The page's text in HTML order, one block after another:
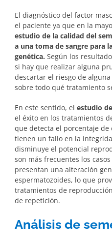
El diagnóstico del factor
el paciente ya que en la
estudio de la calidad del
a una toma de sangre para
genética. Según los
si hay que realizar alguna
descartar el riesgo de
sobre todo qué tratamiento
En este sentido, el estudio
el éxito en los tratamientos
que detecta el porcentaje de
tienen un fallo en la
disminuye el potencial
son más frecuentes los
presentan una alteración
espermatozoides, lo que
tratamientos de
de repetición.
Análisis de